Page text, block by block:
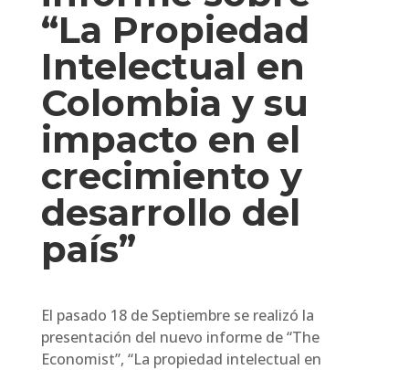
“La Propiedad
Intelectual en
Colombia y su
impacto en el
crecimiento y
desarrollo del
país”
El pasado 18 de Septiembre se realizó la
presentación del nuevo informe de “The
Economist”, “La propiedad intelectual en